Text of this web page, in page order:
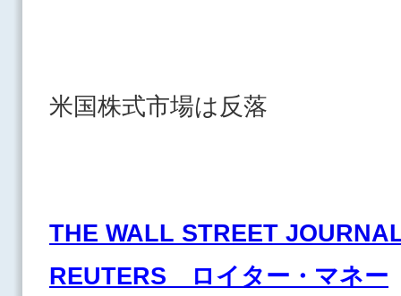
米国株式市場は反落
THE WALL STREET
REUTERS ロイター・マネー